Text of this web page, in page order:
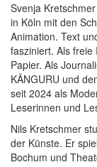
Svenja
in Köln mit den
Animation. Text
fasziniert. Als
Papier. Als
KÄNGURU und
seit 2024 als
Leserinnen und
Nils Kretschmer
der Künste. Er
Bochum und